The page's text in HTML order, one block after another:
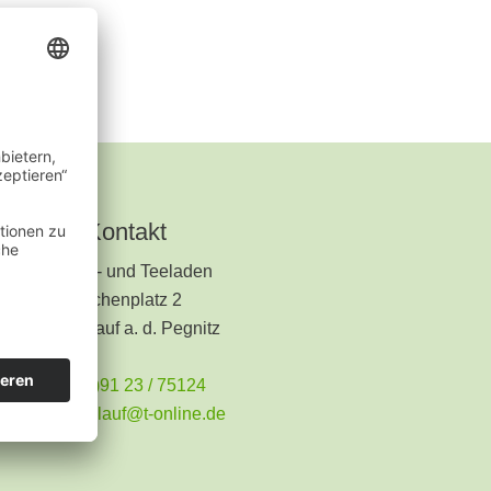
Kontakt
Kräuter- und Teeladen
Kirchenplatz 2
91207 Lauf a. d. Pegnitz
+49 (0)91 23 / 75124
teeladen.lauf@t-online.de